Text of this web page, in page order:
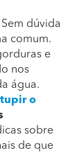
dúvida
comum.
e
nos
água.
o
sobre
de que